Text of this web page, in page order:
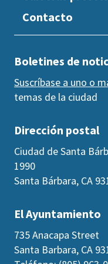
Contacto
El Ayuntamiento
735 Anacapa Street
Santa Barbara, CA
Dirección postal
Ciudad de Santa
1990
Santa Bárbara, CA
Boletines de
Suscríbase a uno o
temas de la ciudad